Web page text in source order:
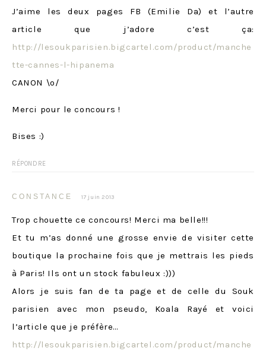
J’aime les deux pages FB (Emilie Da) et l’autre
article que j’adore c’est ça:
http://lesoukparisien.bigcartel.com/product/manche
tte-cannes-l-hipanema
CANON \o/
Merci pour le concours !
Bises :)
RÉPONDRE
CONSTANCE 17 juin 2013
Trop chouette ce concours! Merci ma belle!!!
Et tu m’as donné une grosse envie de visiter cette
boutique la prochaine fois que je mettrais les pieds
à Paris! Ils ont un stock fabuleux :)))
Alors je suis fan de ta page et de celle du Souk
parisien avec mon pseudo, Koala Rayé et voici
l’article que je préfère…
http://lesoukparisien.bigcartel.com/product/manche